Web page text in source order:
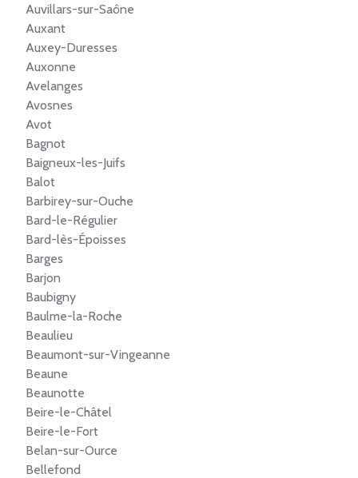
Auvillars-sur-Saône
Auxant
Auxey-Duresses
Auxonne
Avelanges
Avosnes
Avot
Bagnot
Baigneux-les-Juifs
Balot
Barbirey-sur-Ouche
Bard-le-Régulier
Bard-lès-Époisses
Barges
Barjon
Baubigny
Baulme-la-Roche
Beaulieu
Beaumont-sur-Vingeanne
Beaune
Beaunotte
Beire-le-Châtel
Beire-le-Fort
Belan-sur-Ource
Bellefond